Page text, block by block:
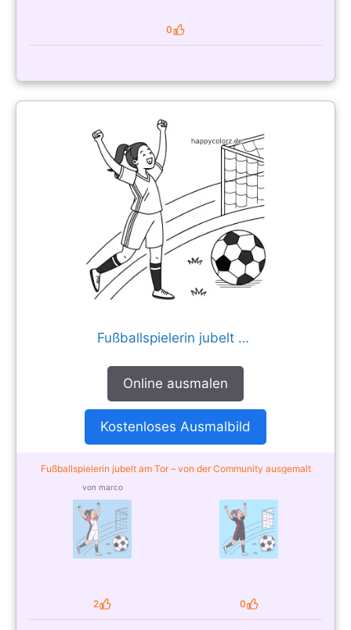
0
Likes
Fußballspielerin jubelt am Tor
Online ausmalen
Kostenloses Ausmalbild
Fußballspielerin jubelt am Tor – von der Community ausgemalt
von marco
2
Likes 0
Likes